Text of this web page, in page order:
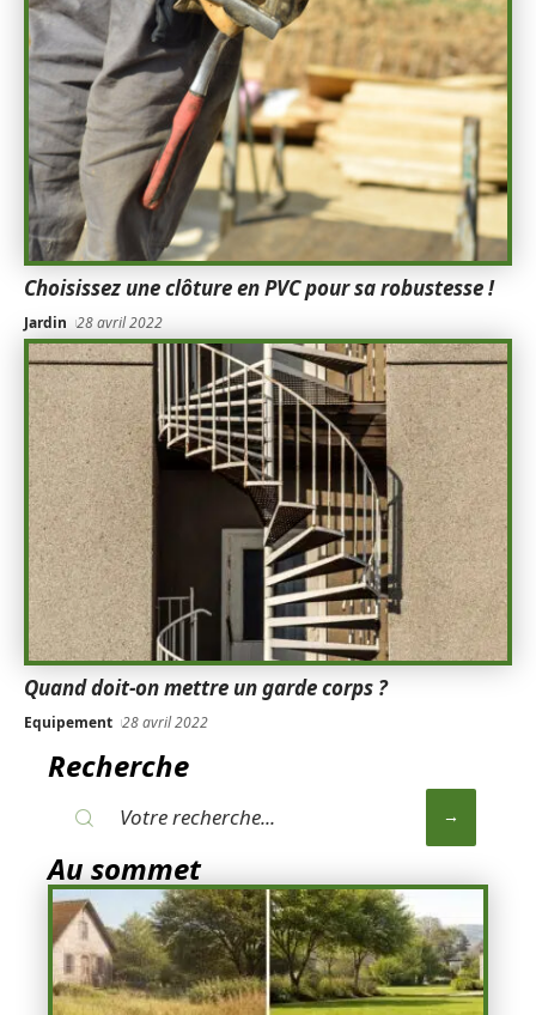
Choisissez une clôture en PVC pour sa robustesse !
Jardin 28 avril 2022
Quand doit-on mettre un garde corps ?
Equipement 28 avril 2022
Recherche
Au sommet